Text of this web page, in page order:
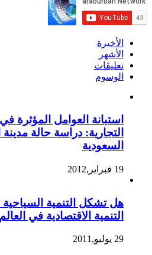
الأخيرة
الأشهر
تعليقات
الوسوم
استبانة العوامل المؤثرة
التجارية: دراسة حالة مدينة
السعودية
19 فبراير,2012
هل تشكل التنمية السياحية
التنمية الاقتصادية في
29 يوليو,2011